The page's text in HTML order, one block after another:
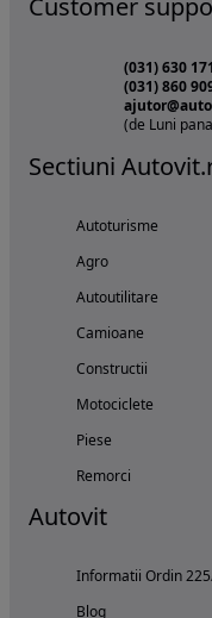
Customer
(031) 630
(031) 860
(de Luni
Sectiuni
Autoturisme
Agro
Autoutilitare
Camioane
Constructii
Motociclete
Piese
Remorci
Autovit
Informatii Ordin
Blog